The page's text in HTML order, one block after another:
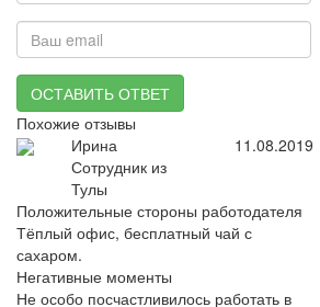
ОСТАВИТЬ ОТВЕТ
Похожие отзывы
Ирина
Сотрудник из
Тулы
11.08.2019
Положительные стороны работодателя
Тёплый офис, бесплатный чай с
сахаром.
Негативные моменты
Не особо посчастливилось работать в